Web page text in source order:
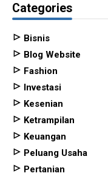
Categories
Bisnis
Blog Website
Fashion
Investasi
Kesenian
Ketrampilan
Keuangan
Peluang Usaha
Pertanian